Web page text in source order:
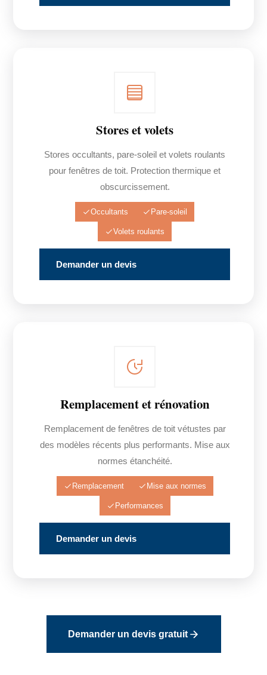
Stores et volets
Stores occultants, pare-soleil et volets roulants
pour fenêtres de toit. Protection thermique et
obscurcissement.
Occultants Pare-soleil
Volets roulants
Demander un devis
Remplacement et rénovation
Remplacement de fenêtres de toit vétustes par
des modèles récents plus performants. Mise aux
normes étanchéité.
Remplacement Mise aux normes
Performances
Demander un devis
Demander un devis gratuit